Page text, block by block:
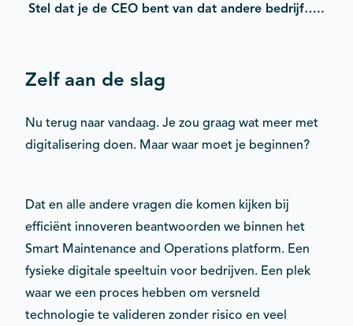
Stel dat je de CEO bent van dat andere bedrijf…..
Zelf aan de slag
Nu terug naar vandaag. Je zou graag wat meer met
digitalisering doen. Maar waar moet je beginnen?
Dat en alle andere vragen die komen kijken bij
efficiënt innoveren beantwoorden we binnen het
Smart Maintenance and Operations platform. Een
fysieke digitale speeltuin voor bedrijven. Een plek
waar we een proces hebben om versneld
technologie te valideren zonder risico en veel